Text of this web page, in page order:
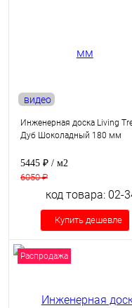
видео
Инженерная доска Living
Дуб Шоколадный 180 мм
5445 ₽ / м2
6050 ₽
код товара: 02-
Купить дешевле
Распродажа